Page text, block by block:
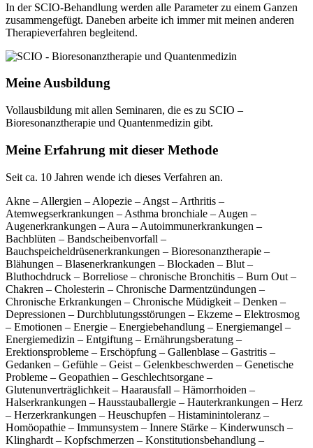
In der SCIO-Behandlung werden alle Parameter zu einem Ganzen
zusammengefügt. Daneben arbeite ich immer mit meinen anderen
Therapieverfahren begleitend.
Meine Ausbildung
Vollausbildung mit allen Seminaren, die es zu SCIO –
Bioresonanztherapie und Quantenmedizin gibt.
Meine Erfahrung mit dieser Methode
Seit ca. 10 Jahren wende ich dieses Verfahren an.
Akne – Allergien – Alopezie – Angst – Arthritis –
Atemwegserkrankungen – Asthma bronchiale – Augen –
Augenerkrankungen – Aura – Autoimmunerkrankungen –
Bachblüten – Bandscheibenvorfall –
Bauchspeicheldrüsenerkrankungen – Bioresonanztherapie –
Blähungen – Blasenerkrankungen – Blockaden – Blut –
Bluthochdruck – Borreliose – chronische Bronchitis – Burn Out –
Chakren – Cholesterin – Chronische Darmentzündungen –
Chronische Erkrankungen – Chronische Müdigkeit – Denken –
Depressionen – Durchblutungsstörungen – Ekzeme – Elektrosmog
– Emotionen – Energie – Energiebehandlung – Energiemangel –
Energiemedizin – Entgiftung – Ernährungsberatung –
Erektionsprobleme – Erschöpfung – Gallenblase – Gastritis –
Gedanken – Gefühle – Geist – Gelenkbeschwerden – Genetische
Probleme – Geopathien – Geschlechtsorgane –
Glutenunverträglichkeit – Haarausfall – Hämorrhoiden –
Halserkrankungen – Hausstauballergie – Hauterkrankungen – Herz
– Herzerkrankungen – Heuschupfen – Histaminintoleranz –
Homöopathie – Immunsystem – Innere Stärke – Kinderwunsch –
Klinghardt – Kopfschmerzen – Konstitutionsbehandlung –